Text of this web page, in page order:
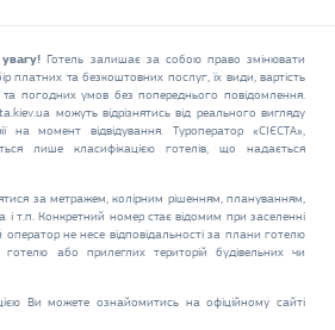
Готель залишає за собою право змінювати
платних та безкоштовних послуг, їх види, вартість
погодних умов без попереднього повідомлення.
можуть відрізнятись від реального вигляду
на момент відвідування. Туроператор «СІЄСТА»,
лише класифікацією готелів, що надається
за метражем, колірним рішенням, плануванням,
і т.п. Конкретний номер стає відомим при заселенні
не несе відповідальності за плани готелю
або прилеглих територій будівельних чи
Ви можете ознайомитись на офіційному сайті